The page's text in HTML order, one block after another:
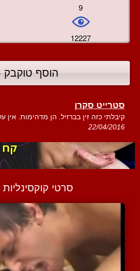
9
12227
הוסף טוקבק
סטרייט סקרן
קיבלתי כזה זין בברזיל. הן מדהימות. אין
22/04/2016
סרטי